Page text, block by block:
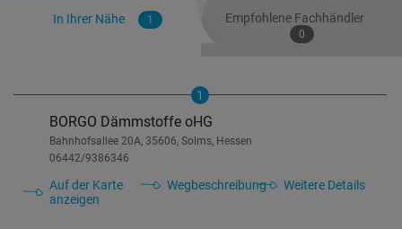
In Ihrer Nähe 1 Empfohlene Fachhändler
0
1
BORGO Dämmstoffe oHG
Bahnhofsallee 20A, 35606, Solms, Hessen
06442/9386346
Auf der Karte
anzeigen
Wegbeschreibung Weitere Details